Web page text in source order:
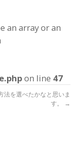
an array or an
on line 47
法を選べたかなと思いま
す。
→